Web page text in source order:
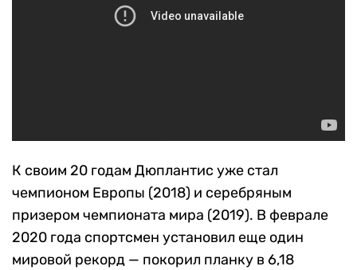
К своим 20 годам Дюплантис уже стал
чемпионом Европы (2018) и серебряным
призером чемпионата мира (2019). В феврале
2020 года спортсмен установил еще один
мировой рекорд — покорил планку в 6,18